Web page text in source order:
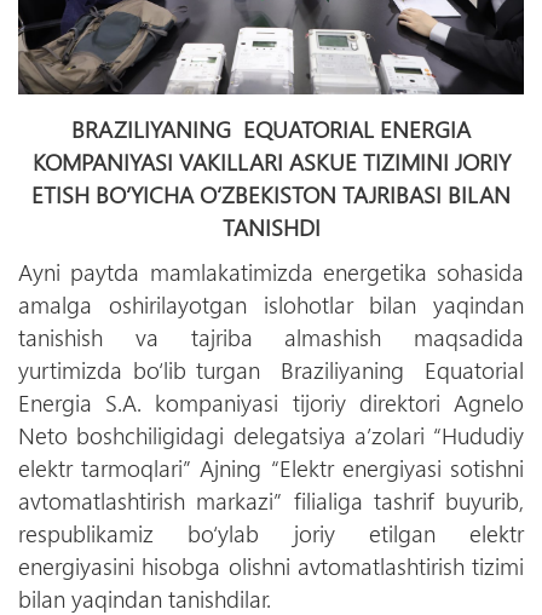
BRAZILIYANING EQUATORIAL ENERGIA
KOMPANIYASI VAKILLARI ASKUE TIZIMINI JORIY
ETISH BO‘YICHA O‘ZBEKISTON TAJRIBASI BILAN
TANISHDI
Ayni paytda mamlakatimizda energetika sohasida
amalga oshirilayotgan islohotlar bilan yaqindan
tanishish va tajriba almashish maqsadida
yurtimizda bo‘lib turgan Braziliyaning Equatorial
Energia S.A. kompaniyasi tijoriy direktori Agnelo
Neto boshchiligidagi delegatsiya a’zolari “Hududiy
elektr tarmoqlari” Ajning “Elektr energiyasi sotishni
avtomatlashtirish markazi” filialiga tashrif buyurib,
respublikamiz bo‘ylab joriy etilgan elektr
energiyasini hisobga olishni avtomatlashtirish tizimi
bilan yaqindan tanishdilar.